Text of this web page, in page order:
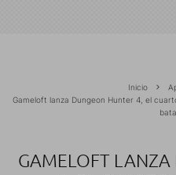
Inicio
Gameloft lanza Dungeon Hunter 4, el
GAMELOFT